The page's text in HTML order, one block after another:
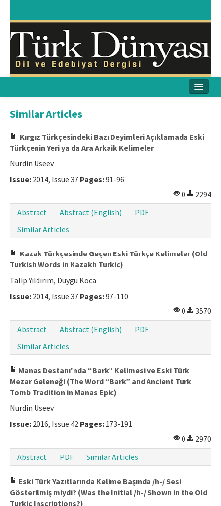
Journal Boards
Author Guidelines
Contact Us
Manuscript Submission
ISSN: 1301-0077 · e-ISSN: 2651-5091
Similar Articles
Kırgız Türkçesindeki Bazı Deyimleri Açıklamada Eski
Türkçenin Yeri ya da Ara Arkaik Kelimeler
Nurdin Useev
Issue: 2014, Issue 37 Pages:91-96
0
2294
Abstract
Abstract (English)
PDF
Similar Articles
Kazak Türkçesinde Geçen Eski Türkçe Kelimeler (Old
Turkish Words in Kazakh Turkic)
Talip Yıldırım, Duygu Koca
Issue: 2014, Issue 37 Pages:97-110
0
3570
Abstract
Abstract (English)
PDF
Similar Articles
Manas Destanı'nda “Bark” Kelimesi ve Eski Türk
Mezar Geleneği (The Word “Bark” and Ancient Turk
Tomb Tradition in Manas Epic)
Nurdin Useev
Issue: 2016, Issue 42 Pages: 173-191
0
2970
Abstract
PDF Similar Articles
Eski Türk Yazıtlarında Kelime Başında /h-/ Sesi
Gösterilmiş miydi? (Was the Initial /h-/ Shown in the Old
Turkic Inscriptions?)